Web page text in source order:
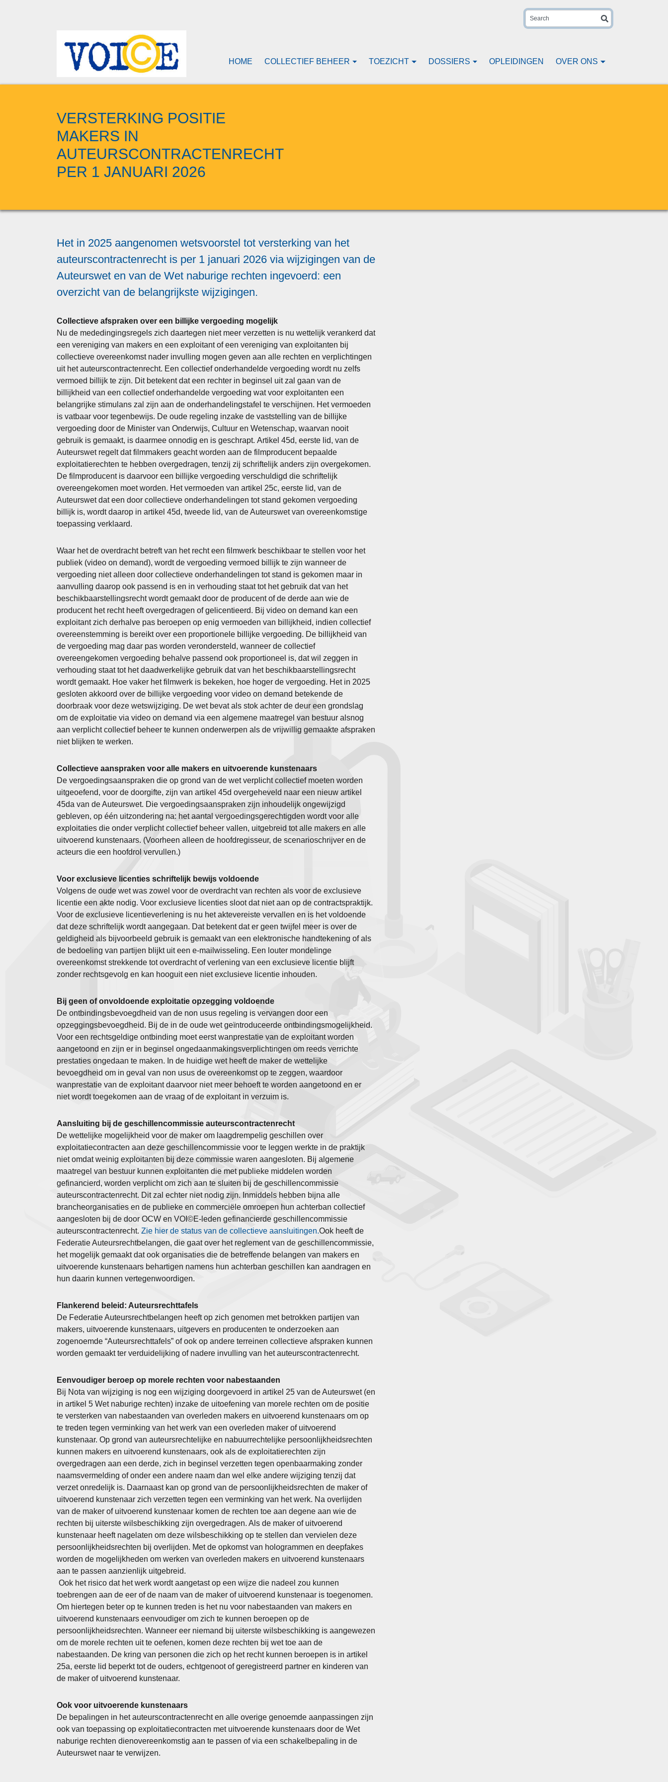
HOME COLLECTIEF BEHEER TOEZICHT DOSSIERS OPLEIDINGEN OVER ONS
VERSTERKING POSITIE
MAKERS IN
AUTEURSCONTRACTENRECHT
PER 1 JANUARI 2026
Het in 2025 aangenomen wetsvoorstel tot versterking van het
auteurscontractenrecht is per 1 januari 2026 via wijzigingen van de
Auteurswet en van de Wet naburige rechten ingevoerd: een
overzicht van de belangrijkste wijzigingen.
Collectieve afspraken over een billijke vergoeding mogelijk
Nu de mededingingsregels zich daartegen niet meer verzetten is nu wettelijk verankerd dat
een vereniging van makers en een exploitant of een vereniging van exploitanten bij
collectieve overeenkomst nader invulling mogen geven aan alle rechten en verplichtingen
uit het auteurscontractenrecht. Een collectief onderhandelde vergoeding wordt nu zelfs
vermoed billijk te zijn. Dit betekent dat een rechter in beginsel uit zal gaan van de
billijkheid van een collectief onderhandelde vergoeding wat voor exploitanten een
belangrijke stimulans zal zijn aan de onderhandelingstafel te verschijnen. Het vermoeden
is vatbaar voor tegenbewijs. De oude regeling inzake de vaststelling van de billijke
vergoeding door de Minister van Onderwijs, Cultuur en Wetenschap, waarvan nooit
gebruik is gemaakt, is daarmee onnodig en is geschrapt. Artikel 45d, eerste lid, van de
Auteurswet regelt dat filmmakers geacht worden aan de filmproducent bepaalde
exploitatierechten te hebben overgedragen, tenzij zij schriftelijk anders zijn overgekomen.
De filmproducent is daarvoor een billijke vergoeding verschuldigd die schriftelijk
overeengekomen moet worden. Het vermoeden van artikel 25c, eerste lid, van de
Auteurswet dat een door collectieve onderhandelingen tot stand gekomen vergoeding
billijk is, wordt daarop in artikel 45d, tweede lid, van de Auteurswet van overeenkomstige
toepassing verklaard.
Waar het de overdracht betreft van het recht een filmwerk beschikbaar te stellen voor het
publiek (video on demand), wordt de vergoeding vermoed billijk te zijn wanneer de
vergoeding niet alleen door collectieve onderhandelingen tot stand is gekomen maar in
aanvulling daarop ook passend is en in verhouding staat tot het gebruik dat van het
beschikbaarstellingsrecht wordt gemaakt door de producent of de derde aan wie de
producent het recht heeft overgedragen of gelicentieerd. Bij video on demand kan een
exploitant zich derhalve pas beroepen op enig vermoeden van billijkheid, indien collectief
overeenstemming is bereikt over een proportionele billijke vergoeding. De billijkheid van
de vergoeding mag daar pas worden verondersteld, wanneer de collectief
overeengekomen vergoeding behalve passend ook proportioneel is, dat wil zeggen in
verhouding staat tot het daadwerkelijke gebruik dat van het beschikbaarstellingsrecht
wordt gemaakt. Hoe vaker het filmwerk is bekeken, hoe hoger de vergoeding. Het in 2025
gesloten akkoord over de billijke vergoeding voor video on demand betekende de
doorbraak voor deze wetswijziging. De wet bevat als stok achter de deur een grondslag
om de exploitatie via video on demand via een algemene maatregel van bestuur alsnog
aan verplicht collectief beheer te kunnen onderwerpen als de vrijwillig gemaakte afspraken
niet blijken te werken.
Collectieve aanspraken voor alle makers en uitvoerende kunstenaars
De vergoedingsaanspraken die op grond van de wet verplicht collectief moeten worden
uitgeoefend, voor de doorgifte, zijn van artikel 45d overgeheveld naar een nieuw artikel
45da van de Auteurswet. Die vergoedingsaanspraken zijn inhoudelijk ongewijzigd
gebleven, op één uitzondering na: het aantal vergoedingsgerechtigden wordt voor alle
exploitaties die onder verplicht collectief beheer vallen, uitgebreid tot alle makers en alle
uitvoerend kunstenaars. (Voorheen alleen de hoofdregisseur, de scenarioschrijver en de
acteurs die een hoofdrol vervullen.)
Voor exclusieve licenties schriftelijk bewijs voldoende
Volgens de oude wet was zowel voor de overdracht van rechten als voor de exclusieve
licentie een akte nodig. Voor exclusieve licenties sloot dat niet aan op de contractspraktijk.
Voor de exclusieve licentieverlening is nu het aktevereiste vervallen en is het voldoende
dat deze schriftelijk wordt aangegaan. Dat betekent dat er geen twijfel meer is over de
geldigheid als bijvoorbeeld gebruik is gemaakt van een elektronische handtekening of als
de bedoeling van partijen blijkt uit een e-mailwisseling. Een louter mondelinge
overeenkomst strekkende tot overdracht of verlening van een exclusieve licentie blijft
zonder rechtsgevolg en kan hooguit een niet exclusieve licentie inhouden.
Bij geen of onvoldoende exploitatie opzegging voldoende
De ontbindingsbevoegdheid van de non usus regeling is vervangen door een
opzeggingsbevoegdheid. Bij de in de oude wet geïntroduceerde ontbindingsmogelijkheid.
Voor een rechtsgeldige ontbinding moet eerst wanprestatie van de exploitant worden
aangetoond en zijn er in beginsel ongedaanmakingsverplichtingen om reeds verrichte
prestaties ongedaan te maken. In de huidige wet heeft de maker de wettelijke
bevoegdheid om in geval van non usus de overeenkomst op te zeggen, waardoor
wanprestatie van de exploitant daarvoor niet meer behoeft te worden aangetoond en er
niet wordt toegekomen aan de vraag of de exploitant in verzuim is.
Aansluiting bij de geschillencommissie auteurscontractenrecht
De wettelijke mogelijkheid voor de maker om laagdrempelig geschillen over
exploitatiecontracten aan deze geschillencommissie voor te leggen werkte in de praktijk
niet omdat weinig exploitanten bij deze commissie waren aangesloten. Bij algemene
maatregel van bestuur kunnen exploitanten die met publieke middelen worden
gefinancierd, worden verplicht om zich aan te sluiten bij de geschillencommissie
auteurscontractenrecht. Dit zal echter niet nodig zijn. Inmiddels hebben bijna alle
brancheorganisaties en de publieke en commerciële omroepen hun achterban collectief
aangesloten bij de door OCW en VOI©E-leden gefinancierde geschillencommissie
auteurscontractenrecht. Zie hier de status van de collectieve aansluitingen.Ook heeft de
Federatie Auteursrechtbelangen, die gaat over het reglement van de geschillencommissie,
het mogelijk gemaakt dat ook organisaties die de betreffende belangen van makers en
uitvoerende kunstenaars behartigen namens hun achterban geschillen kan aandragen en
hun daarin kunnen vertegenwoordigen.
Flankerend beleid: Auteursrechttafels
De Federatie Auteursrechtbelangen heeft op zich genomen met betrokken partijen van
makers, uitvoerende kunstenaars, uitgevers en producenten te onderzoeken aan
zogenoemde “Auteursrechttafels” of ook op andere terreinen collectieve afspraken kunnen
worden gemaakt ter verduidelijking of nadere invulling van het auteurscontractenrecht.
Eenvoudiger beroep op morele rechten voor nabestaanden
Bij Nota van wijziging is nog een wijziging doorgevoerd in artikel 25 van de Auteurswet (en
in artikel 5 Wet naburige rechten) inzake de uitoefening van morele rechten om de positie
te versterken van nabestaanden van overleden makers en uitvoerend kunstenaars om op
te treden tegen verminking van het werk van een overleden maker of uitvoerend
kunstenaar. Op grond van auteursrechtelijke en nabuurrechtelijke persoonlijkheidsrechten
kunnen makers en uitvoerend kunstenaars, ook als de exploitatierechten zijn
overgedragen aan een derde, zich in beginsel verzetten tegen openbaarmaking zonder
naamsvermelding of onder een andere naam dan wel elke andere wijziging tenzij dat
verzet onredelijk is. Daarnaast kan op grond van de persoonlijkheidsrechten de maker of
uitvoerend kunstenaar zich verzetten tegen een verminking van het werk. Na overlijden
van de maker of uitvoerend kunstenaar komen de rechten toe aan degene aan wie de
rechten bij uiterste wilsbeschikking zijn overgedragen. Als de maker of uitvoerend
kunstenaar heeft nagelaten om deze wilsbeschikking op te stellen dan vervielen deze
persoonlijkheidsrechten bij overlijden. Met de opkomst van hologrammen en deepfakes
worden de mogelijkheden om werken van overleden makers en uitvoerend kunstenaars
aan te passen aanzienlijk uitgebreid.
Ook het risico dat het werk wordt aangetast op een wijze die nadeel zou kunnen
toebrengen aan de eer of de naam van de maker of uitvoerend kunstenaar is toegenomen.
Om hiertegen beter op te kunnen treden is het nu voor nabestaanden van makers en
uitvoerend kunstenaars eenvoudiger om zich te kunnen beroepen op de
persoonlijkheidsrechten. Wanneer eer niemand bij uiterste wilsbeschikking is aangewezen
om de morele rechten uit te oefenen, komen deze rechten bij wet toe aan de
nabestaanden. De kring van personen die zich op het recht kunnen beroepen is in artikel
25a, eerste lid beperkt tot de ouders, echtgenoot of geregistreerd partner en kinderen van
de maker of uitvoerend kunstenaar.
Ook voor uitvoerende kunstenaars
De bepalingen in het auteurscontractenrecht en alle overige genoemde aanpassingen zijn
ook van toepassing op exploitatiecontracten met uitvoerende kunstenaars door de Wet
naburige rechten dienovereenkomstig aan te passen of via een schakelbepaling in de
Auteurswet naar te verwijzen.